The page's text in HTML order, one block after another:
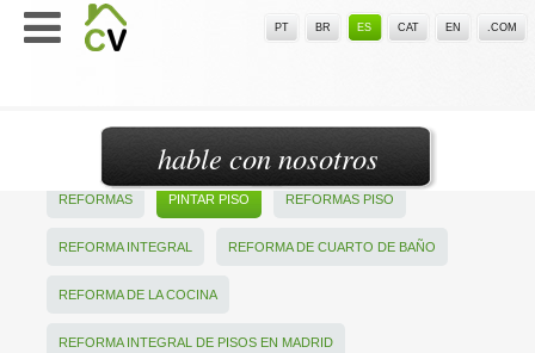
PT BR ES CAT EN .COM
REFORMAS PINTAR PISO REFORMAS PISO
REFORMA INTEGRAL REFORMA DE CUARTO DE BAÑO
REFORMA DE LA COCINA
REFORMA INTEGRAL DE PISOS EN MADRID
hable con nosotros